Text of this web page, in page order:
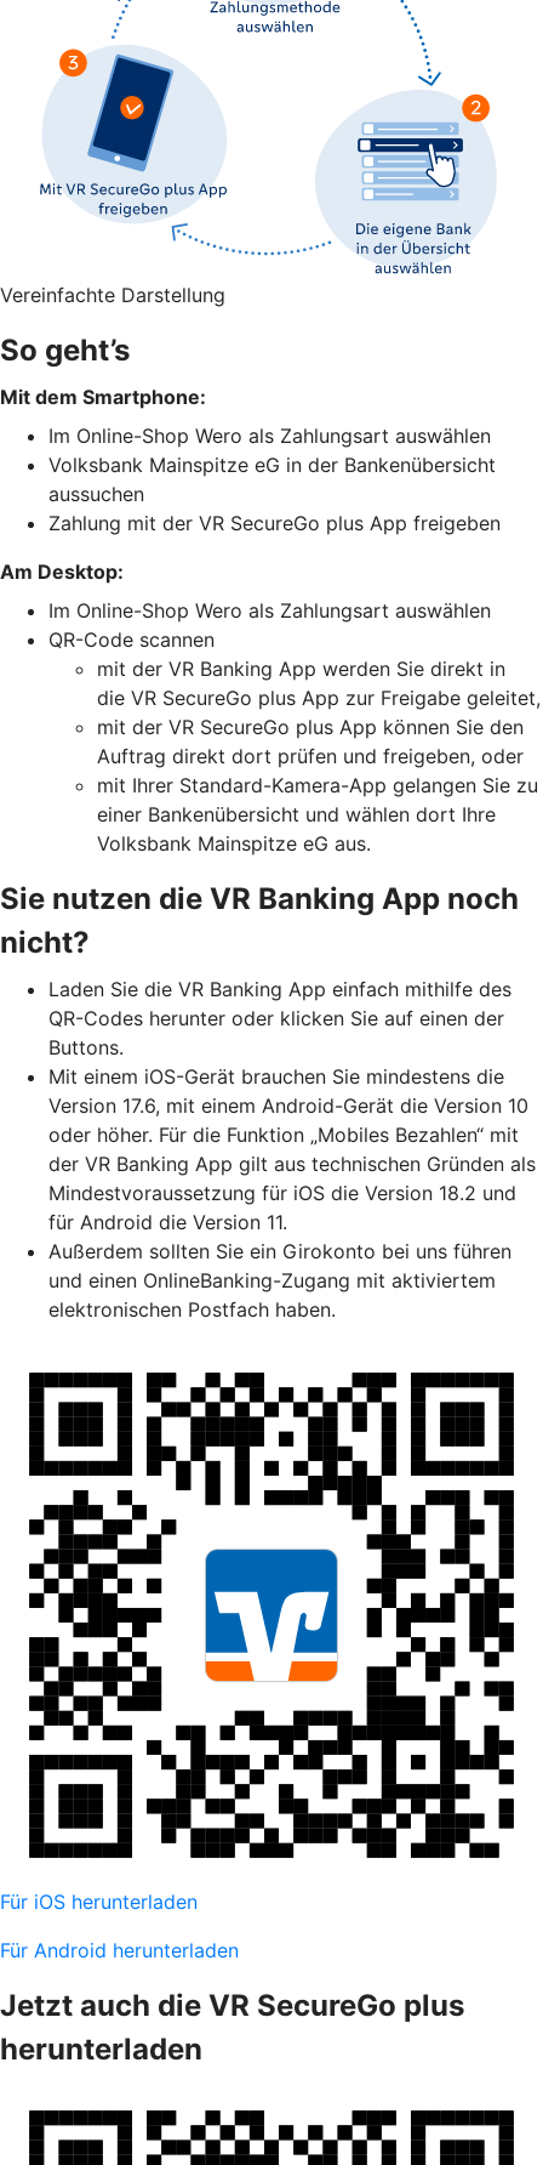
Vereinfachte Darstellung
So geht’s
Mit dem Smartphone:
Im Online-Shop Wero als Zahlungsart auswählen
Volksbank Mainspitze eG in der Bankenübersicht
aussuchen
Zahlung mit der VR SecureGo plus App freigeben
Am Desktop:
Im Online-Shop Wero als Zahlungsart auswählen
QR-Code scannen
mit der VR Banking App werden Sie direkt in
die VR SecureGo plus App zur Freigabe geleitet,
mit der VR SecureGo plus App können Sie den
Auftrag direkt dort prüfen und freigeben, oder
mit Ihrer Standard-Kamera-App gelangen Sie zu
einer Bankenübersicht und wählen dort Ihre
Volksbank Mainspitze eG aus.
Sie nutzen die VR Banking App noch
nicht?
Laden Sie die VR Banking App einfach mithilfe des
QR-Codes herunter oder klicken Sie auf einen der
Buttons.
Mit einem iOS-Gerät brauchen Sie mindestens die
Version 17.6, mit einem Android-Gerät die Version 10
oder höher. Für die Funktion „Mobiles Bezahlen“ mit
der VR Banking App gilt aus technischen Gründen als
Mindestvoraussetzung für iOS die Version 18.2 und
für Android die Version 11.
Außerdem sollten Sie ein Girokonto bei uns führen
und einen OnlineBanking-Zugang mit aktiviertem
elektronischen Postfach haben.
Für iOS herunterladen
Für Android herunterladen
Jetzt auch die VR SecureGo plus
herunterladen